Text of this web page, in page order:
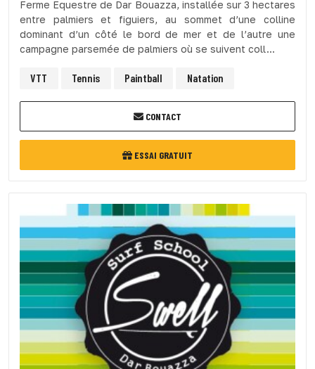
Ferme Equestre de Dar Bouazza, installée sur 3 hectares
entre palmiers et figuiers, au sommet d’une colline
dominant d’un côté le bord de mer et de l’autre une
campagne parsemée de palmiers où se suivent coll...
VTT Tennis Paintball Natation
CONTACT
ESSAI GRATUIT